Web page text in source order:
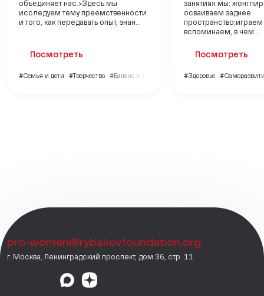
объединяет нас.>Здесь мы
исследуем тему преемственности
и того, как передавать опыт, знан...
Посмотреть
#Семья и дети #Творчество #Баланс и гармония
занятиях мы:
осваиваем заднее
пространство;играем
вспоминаем, в чем...
Посмотреть
#Здоровье
pro-women@rybakovfoundation.org
г. Москва, Ленинградский проспект, дом 36, стр. 11